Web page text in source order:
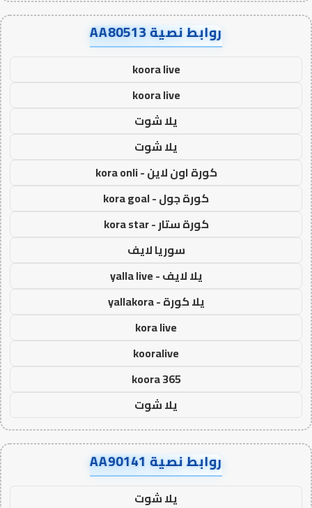
روابط نصية AA80513
koora live
koora live
يلا شوت
يلا شوت
كورة اون لاين - kora onli
كورة جول - kora goal
كورة ستار - kora star
سوريا لايف
يلا لايف - yalla live
يلا كورة - yallakora
kora live
kooralive
koora 365
يلا شوت
روابط نصية AA90141
يلا شوت